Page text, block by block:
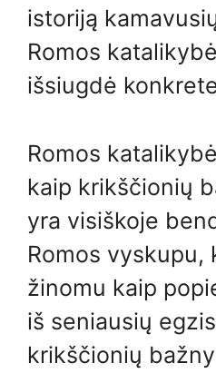
istoriją
Romos
išsiugdė
Romos
kaip krikščionių
yra visiškoje
Romos vyskupu,
žinomu kaip
iš seniausių
krikščionių